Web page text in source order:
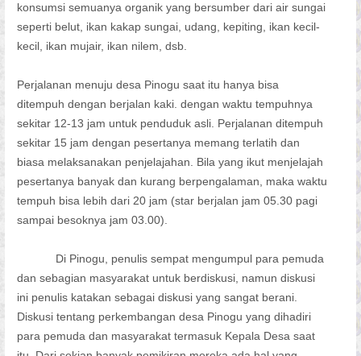
konsumsi semuanya organik yang bersumber dari air sungai
seperti belut, ikan kakap sungai, udang, kepiting, ikan kecil-
kecil, ikan mujair, ikan nilem, dsb.
Perjalanan menuju desa Pinogu saat itu hanya bisa
ditempuh dengan berjalan kaki. dengan waktu tempuhnya
sekitar 12-13 jam untuk penduduk asli. Perjalanan ditempuh
sekitar 15 jam dengan pesertanya memang terlatih dan
biasa melaksanakan penjelajahan. Bila yang ikut menjelajah
pesertanya banyak dan kurang berpengalaman, maka waktu
tempuh bisa lebih dari 20 jam (star berjalan jam 05.30 pagi
sampai besoknya jam 03.00).
Di Pinogu, penulis sempat mengumpul para pemuda
dan sebagian masyarakat untuk berdiskusi, namun diskusi
ini penulis katakan sebagai diskusi yang sangat berani.
Diskusi tentang perkembangan desa Pinogu yang dihadiri
para pemuda dan masyarakat termasuk Kepala Desa saat